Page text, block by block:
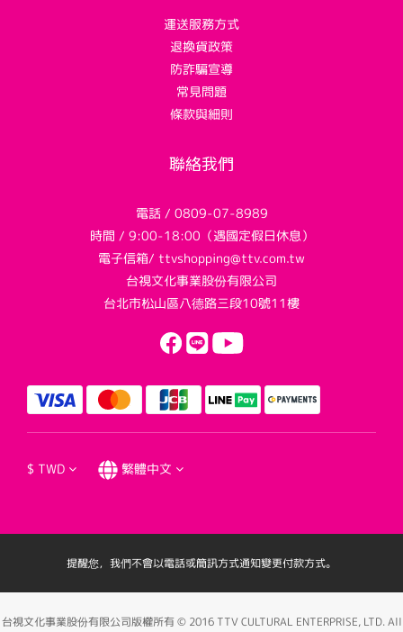
運送服務方式
退換貨政策
防詐騙宣導
常見問題
條款與細則
聯絡我們
電話 / 0809-07-8989
時間 / 9:00-18:00（遇國定假日休息）
電子信箱/ ttvshopping@ttv.com.tw
台視文化事業股份有限公司
台北市松山區八德路三段10號11樓
$ TWD 繁體中文
提醒您，我們不會以電話或簡訊方式通知變更付款方式。
台視文化事業股份有限公司版權所有 © 2016 TTV CULTURAL ENTERPRISE, LTD. All